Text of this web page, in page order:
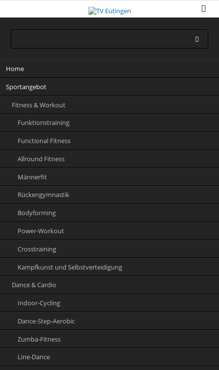
überspringen
Home
Sportangebot
Fitness & Workout
Funktionstraining
Functional Fitness
Allround Fitness
Männerfit
Rückengymnastik
Bodyforming
Power-Workout
Crosstraining
Kampfkunst und Selbstverteidigung
Dance & Cardio
Indoor-Cycling
Dance-Step-Aerobic
Zumba-Fitness
Line-Dance